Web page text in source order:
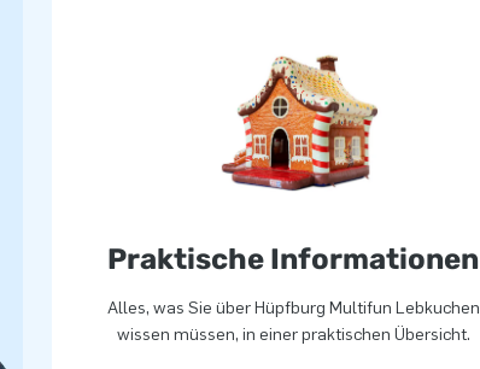
für Qualität, Zuverlässigkeit
unser Werk verlässt. Darüber
Lieferung, einem eigenen
Möchten Sie Ihr
erweitern? Dann holen
den Kinder und Besucher noch
Praktische Informationen
Alles, was Sie über Hüpfburg Multifun Lebkuchen
wissen müssen, in einer praktischen Übersicht.